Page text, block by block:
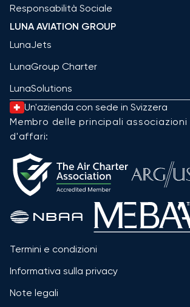
Responsabilità Sociale
LUNA AVIATION GROUP
LunaJets
LunaGroup Charter
LunaSolutions
Un'azienda con sede in Svizzera
Membro delle principali
d'affari:
Termini e condizioni
Informativa sulla privacy
Note legali